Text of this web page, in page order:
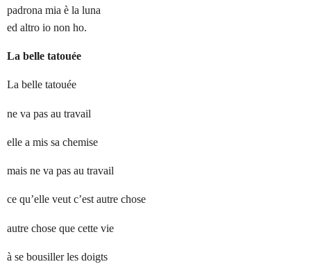
padrona mia è la luna
ed altro io non ho.
La belle tatouée
La belle tatouée
ne va pas au travail
elle a mis sa chemise
mais ne va pas au travail
ce qu’elle veut c’est autre chose
autre chose que cette vie
à se bousiller les doigts